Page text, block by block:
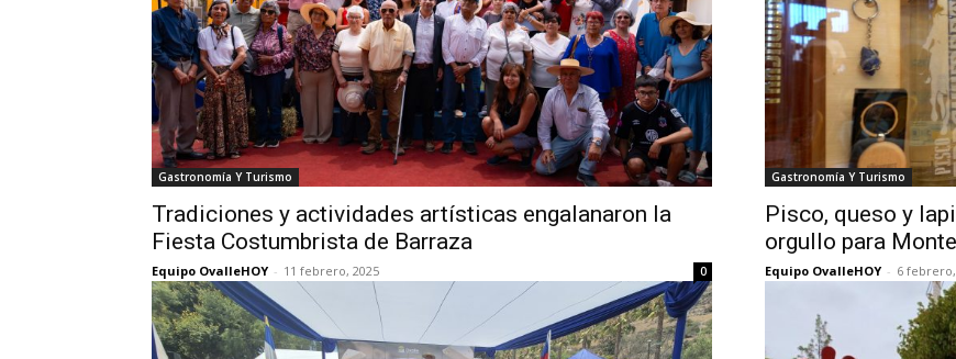
Gastronomía Y Turismo
Tradiciones y actividades artísticas engalanaron la
Fiesta Costumbrista de Barraza
Equipo OvalleHOY - 11 febrero, 2025 0
Gastronomía Y Turismo
Pisco, queso y
orgullo para
Equipo OvalleHOY - 6